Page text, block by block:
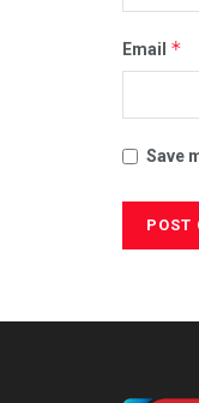
Email *
Save